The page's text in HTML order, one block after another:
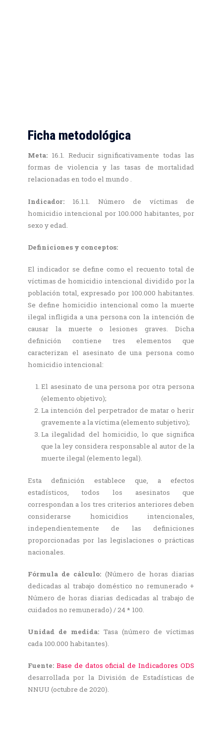
Ficha metodológica
Meta:16.1. Reducir significativamente todas las
formas de violencia y las tasas de mortalidad
relacionadas en todo el mundo .
Indicador:16.1.1. Número de víctimas de
homicidio intencional por 100.000 habitantes, por
sexo y edad.
Definiciones y conceptos:
El indicador se define como el recuento total de
víctimas de homicidio intencional dividido por la
población total, expresado por 100.000 habitantes.
Se define homicidio intencional como la muerte
ilegal infligida a una persona con la intención de
causar la muerte o lesiones graves. Dicha
definición contiene tres elementos que
caracterizan el asesinato de una persona como
homicidio intencional:
El asesinato de una persona por otra persona
(elemento objetivo);
La intención del perpetrador de matar o herir
gravemente a la víctima (elemento subjetivo);
La ilegalidad del homicidio, lo que significa
que la ley considera responsable al autor de la
muerte ilegal (elemento legal).
Esta definición establece que, a efectos
estadísticos, todos los asesinatos que
correspondan a los tres criterios anteriores deben
considerarse homicidios intencionales,
independientemente de las definiciones
proporcionadas por las legislaciones o prácticas
nacionales.
Fórmula de cálculo: (Número de horas diarias
dedicadas al trabajo doméstico no remunerado +
Número de horas diarias dedicadas al trabajo de
cuidados no remunerado) / 24 * 100.
Unidad de medida: Tasa (número de víctimas
cada 100.000 habitantes).
Fuente: Base de datos oficial de Indicadores ODS
desarrollada por la División de Estadísticas de
NNUU (octubre de 2020).